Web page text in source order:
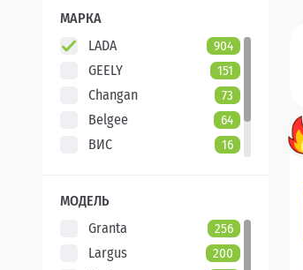
МАРКА
LADA
904
GEELY 151
Changan 73
Belgee 64
ВИС 16
XCITE
МОДЕЛЬ
Granta
256
Largus 200